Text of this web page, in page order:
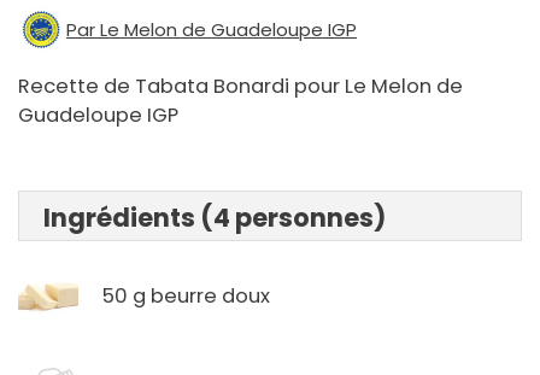
Par Le Melon de Guadeloupe IGP
Recette de Tabata Bonardi pour Le Melon de
Guadeloupe IGP
Ingrédients (4 personnes)
50 g beurre doux